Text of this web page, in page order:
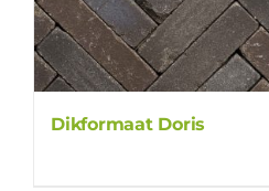
Dikformaat Doris